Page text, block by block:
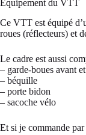
Equipement du VTT
Ce VTT est équipé
roues (réflecteurs) et
Le cadre est aussi
– garde-boues avant
– béquille
– porte bidon
– sacoche vélo
Et si je commande